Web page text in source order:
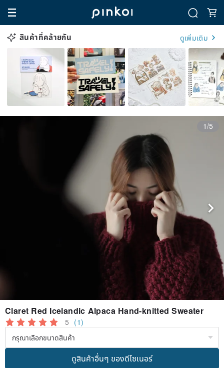
สินค้าที่คล้ายกัน ดูเพิ่มเติม
1/5
Claret Red Icelandic Alpaca Hand-knitted Sweater
5 (1)
ดูสินค้าอื่นๆ ของดีไซเนอร์